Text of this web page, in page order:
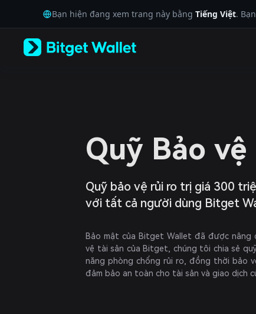
Tiếng Việt
Русский
Español (Latinoamérica)
Bạn hiện đang xem trang này bằng Tiếng Việt.
Quỹ Bảo
Quỹ bảo vệ rủi ro trị giá 300
với tất cả người dùng Bitget
Bảo mật của Bitget Wallet đã được nâng
vệ tài sản của Bitget, chúng tôi chia sẻ
năng phòng chống rủi ro, đồng thời bảo
đảm bảo an toàn cho tài sản và giao dịch